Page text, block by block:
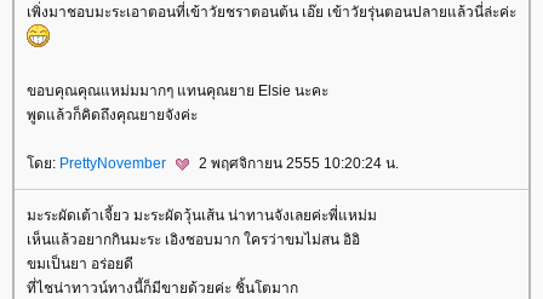
เพิ่งมาชอบมะระเอาตอนที่เข้าวัยชราตอนต้น เอ๊ย เข้าวัยรุ่นตอนปลายแล้วนี่ล่ะค่ะ
ขอบคุณคุณแหม่มมากๆ แทนคุณยาย Elsie นะคะ
พูดแล้วก็คิดถึงคุณยายจังค่ะ
ดย: PrettyNovember 2 พฤศจิกายน 2555 10:20:24 น.
มะระผัดเต้าเจี้ยว มะระผัดวุ้นเส้น น่าทานจังเลยค่ะพี่แหม่ม
เห็นแล้วอยากกินมะระ เอิงชอบมาก ใครว่าขมไม่สน อิอิ
ขมเป็นยา อร่อยดี
ที่ไชน่าทาวน์ทางนี้ก็มีขายด้วยค่ะ ชิ้นโตมาก